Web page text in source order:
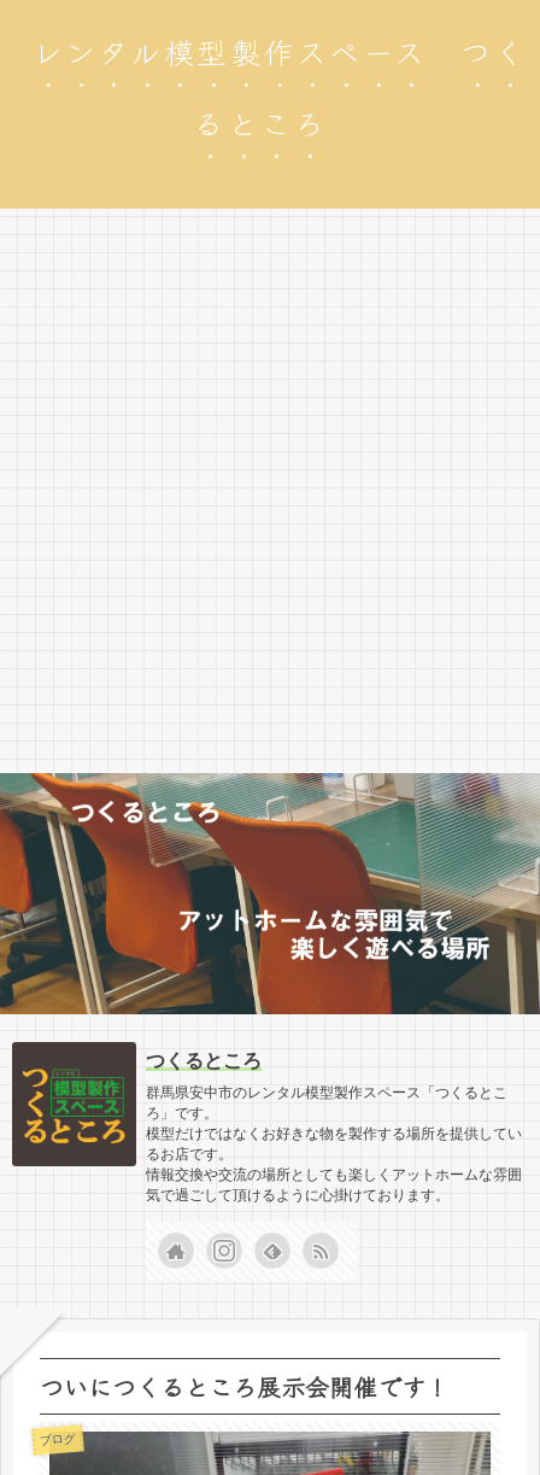
レンタル模型製作スペース つく
るところ
つくるところ
群馬県安中市のレンタル模型製作スペース「つくるとこ
ろ」です。
模型だけではなくお好きな物を製作する場所を提供してい
るお店です。
情報交換や交流の場所としても楽しくアットホームな雰囲
気で過ごして頂けるように心掛けております。
ついにつくるところ展示会開催です！
ブログ